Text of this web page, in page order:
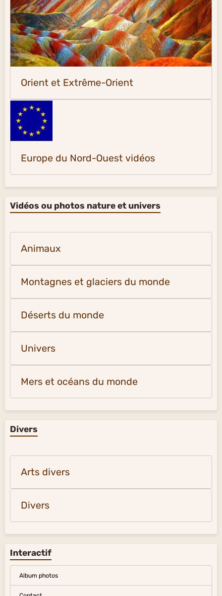
Orient et Extrême-Orient
Europe du Nord-Ouest vidéos
Vidéos ou photos nature et univers
Animaux
Montagnes et glaciers du monde
Déserts du monde
Univers
Mers et océans du monde
Divers
Arts divers
Divers
Interactif
Album photos